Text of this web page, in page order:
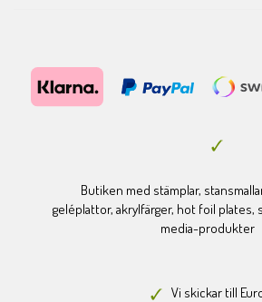
Butiken med stämplar,
geléplattor, akrylfärger, hot foil plates,
media-produkter
Vi skickar till